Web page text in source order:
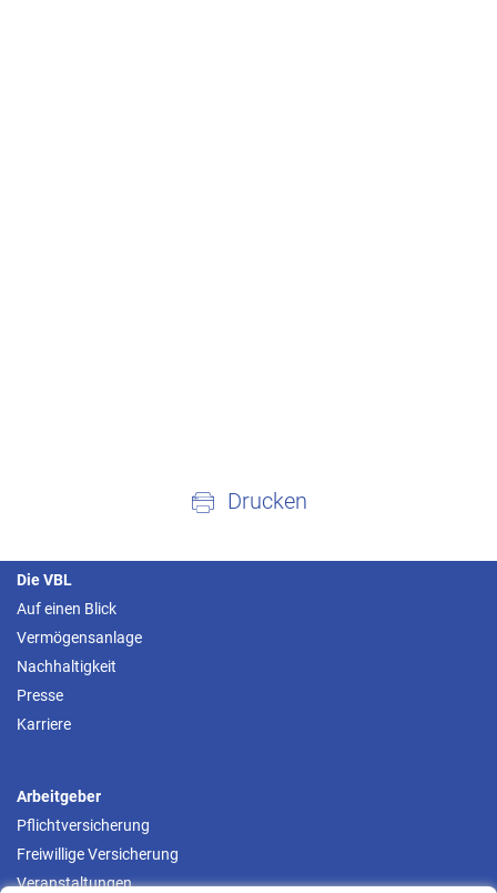
Drucken
Die VBL
Auf einen Blick
Vermögensanlage
Nachhaltigkeit
Presse
Karriere
Arbeitgeber
Pflichtversicherung
Freiwillige Versicherung
Veranstaltungen